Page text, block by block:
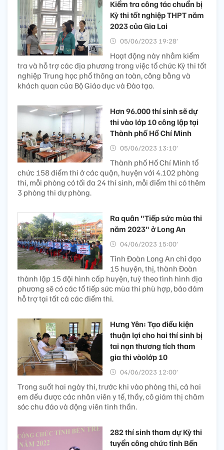
Kiểm tra công tác chuẩn bị
Kỳ thi tốt nghiệp THPT năm
2023 của Gia Lai
05/06/2023 19:28’
Hoạt động này nhằm kiểm
tra và hỗ trợ các địa phương trong việc tổ chức Kỳ thi tốt
nghiệp Trung học phổ thông an toàn, công bằng và
khách quan của Bộ Giáo dục và Đào tạo.
Hơn 96.000 thí sinh sẽ dự
thi vào lớp 10 công lập tại
Thành phố Hồ Chí Minh
05/06/2023 13:10’
Thành phố Hồ Chí Minh tổ
chức 158 điểm thi ở các quận, huyện với 4.102 phòng
thi, mỗi phòng có tối đa 24 thí sinh, mỗi điểm thi có thêm
3 phòng thi dự phòng.
Ra quân "Tiếp sức mùa thi
năm 2023" ở Long An
04/06/2023 15:00’
Tỉnh Đoàn Long An chỉ đạo
15 huyện, thị, thành Đoàn
thành lập 15 đội hình cấp huyện, tuỳ theo tình hình địa
phương sẽ có các tổ tiếp sức mùa thi phù hợp, bảo đảm
hỗ trợ tại tất cả các điểm thi.
Hưng Yên: Tạo điều kiện
thuận lợi cho hai thí sinh bị
tai nạn thương tích tham
gia thi vàolớp 10
04/06/2023 12:00’
Trong suốt hai ngày thi, trước khi vào phòng thi, cả hai
em đều được các nhân viên y tế, thầy, cô giám thị chăm
sóc chu đáo và động viên tinh thần.
282 thí sinh tham dự Kỳ thi
tuyển công chức tỉnh Bến